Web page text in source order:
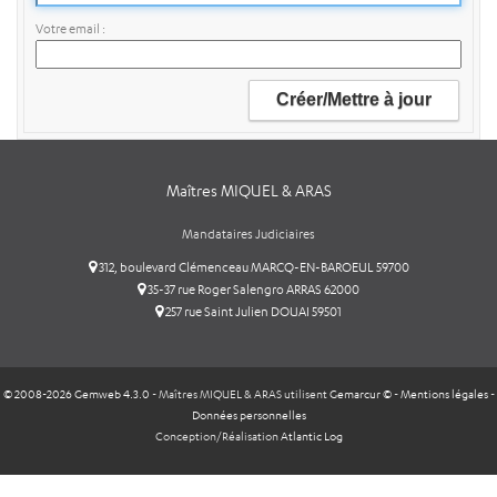
Votre email
Maîtres MIQUEL & ARAS
Mandataires Judiciaires
312, boulevard Clémenceau MARCQ-EN-BAROEUL 59700
35-37 rue Roger Salengro ARRAS 62000
257 rue Saint Julien DOUAI 59501
© 2008-2026 Gemweb 4.3.0 - Maîtres MIQUEL & ARAS utilisentGemarcur ©-Mentions légales-
Données personnelles
Conception/RéalisationAtlantic Log